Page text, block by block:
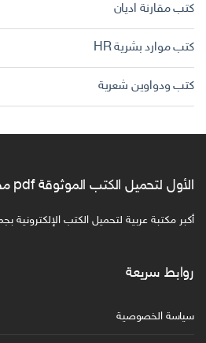
كتب مقارنة اديان
كتب موارد بشرية HR
كتب ودواوين شعرية
الأول لتحميل الكتب الموثوقة pdf مجانا
أكبر مكتبة عربية لتحميل الكتب الإلكترونية
روابط سريعة
سياسة الخصوصية